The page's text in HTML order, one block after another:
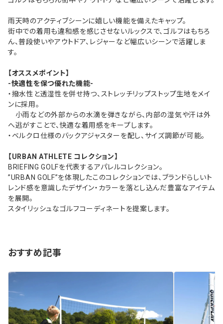
雨天時のアクティブシーンに嬉しい機能を備えたキャップ。
街中での着用も違和感を感じさせないルックスで、ゴルフはもちろ
ん、普段使いやアウトドア、レジャーなど幅広いシーンで活躍しま
す。
【オススメポイント】
-快適性を保つ優れた機能-
・撥水性と透湿性を併せ持つ、ストレッチリップストップ生地をメイ
ンに採用。
小雨などの外部からの水滴を弾きながら、内部の湿気や汗は外
へ逃がすことで、快適な着用感をキープします。
・ベルクロ仕様のバックアジャスターを配し、サイズ調節が可能。
【URBAN ATHLETE コレクション】
BRIEFING GOLFを代表するアパレルコレクション。
”URBAN GOLF”を体現したこのコレクションでは、ブランドらしいト
レンド感を意識したデザイン・カラーを落とし込んだ豊富なアイテム
を展開。
スタイリッシュなゴルフコーディネートを提案します。
おすすめ記事